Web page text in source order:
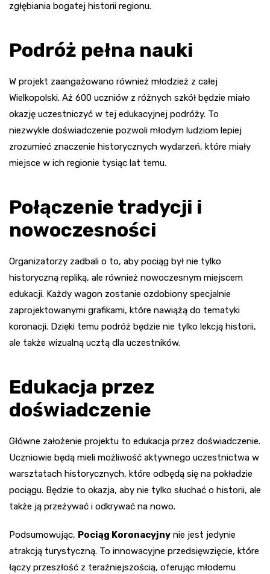
zgłębiania bogatej historii regionu.
Podróż pełna nauki
W projekt zaangażowano również młodzież z całej
Wielkopolski. Aż 600 uczniów z różnych szkół będzie miało
okazję uczestniczyć w tej edukacyjnej podróży. To
niezwykłe doświadczenie pozwoli młodym ludziom lepiej
zrozumieć znaczenie historycznych wydarzeń, które miały
miejsce w ich regionie tysiąc lat temu.
Połączenie tradycji i
nowoczesności
Organizatorzy zadbali o to, aby pociąg był nie tylko
historyczną repliką, ale również nowoczesnym miejscem
edukacji. Każdy wagon zostanie ozdobiony specjalnie
zaprojektowanymi grafikami, które nawiążą do tematyki
koronacji. Dzięki temu podróż będzie nie tylko lekcją historii,
ale także wizualną ucztą dla uczestników.
Edukacja przez
doświadczenie
Główne założenie projektu to edukacja przez doświadczenie.
Uczniowie będą mieli możliwość aktywnego uczestnictwa w
warsztatach historycznych, które odbędą się na pokładzie
pociągu. Będzie to okazja, aby nie tylko słuchać o historii, ale
także ją przeżywać i odkrywać na nowo.
Podsumowując, Pociąg Koronacyjny nie jest jedynie
atrakcją turystyczną. To innowacyjne przedsięwzięcie, które
łączy przeszłość z teraźniejszością, oferując młodemu